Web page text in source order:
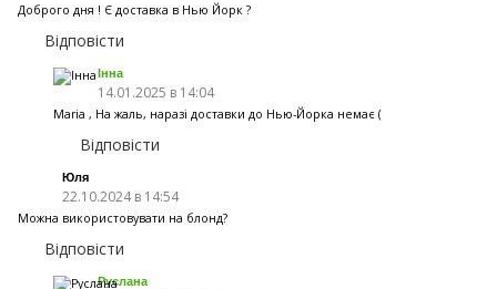
Доброго дня ! Є доставка в Нью Йорк ?
Відповісти
Інна
14.01.2025 в 14:04
Maria , На жаль, наразі доставки до Нью-Йорка немає (
Відповісти
Юля
22.10.2024 в 14:54
Можна використовувати на блонд?
Відповісти
Руслана